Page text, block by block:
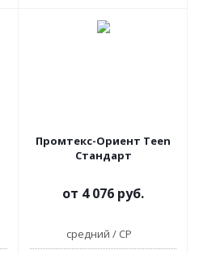
Промтекс-Ориент Teen
Стандарт
от 4 076 руб.
средний / СР